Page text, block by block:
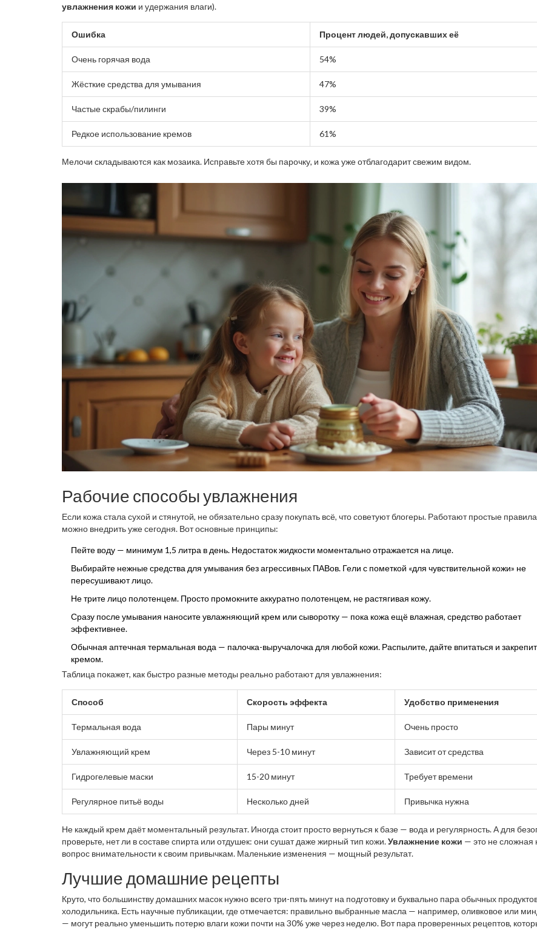
увлажнения кожи и удержания влаги).
Ошибка Процент людей, допускавших её
Очень горячая вода 54%
Жёсткие средства для умывания 47%
Частые скрабы/пилинги 39%
Редкое использование кремов 61%
Мелочи складываются как мозаика. Исправьте хотя бы парочку, и кожа уже отблагодарит свежим видом.
Рабочие способы увлажнения
Если кожа стала сухой и стянутой, не обязательно сразу покупать всё, что советуют блогеры. Работают простые
можно внедрить уже сегодня. Вот основные принципы:
Пейте воду — минимум 1,5 литра в день. Недостаток жидкости моментально отражается на лице.
Выбирайте нежные средства для умывания без агрессивных ПАВов. Гели с пометкой «для чувствительной кожи» не
пересушивают лицо.
Не трите лицо полотенцем. Просто промокните аккуратно полотенцем, не растягивая кожу.
Сразу после умывания наносите увлажняющий крем или сыворотку — пока кожа ещё влажная, средство работает
эффективнее.
Обычная аптечная термальная вода — палочка-выручалочка для любой кожи. Распылите, дайте впитаться и
кремом.
Таблица покажет, как быстро разные методы реально работают для увлажнения:
Способ Скорость эффекта Удобство применения
Термальная вода Пары минут Очень просто
Увлажняющий крем Через 5-10 минут Зависит от средства
Гидрогелевые маски 15-20 минут Требует времени
Регулярное питьё воды Несколько дней Привычка нужна
Не каждый крем даёт моментальный результат. Иногда стоит просто вернуться к базе — вода и регулярность. А для
проверьте, нет ли в составе спирта или отдушек: они сушат даже жирный тип кожи.Увлажнение кожи — это не сложная
вопрос внимательности к своим привычкам. Маленькие изменения — мощный результат.
Лучшие домашние рецепты
Круто, что большинству домашних масок нужно всего три-пять минут на подготовку и буквально пара обычных
холодильника. Есть научные публикации, где отмечается: правильно выбранные масла — например, оливковое или
— могут реально уменьшить потерю влаги кожи почти на 30% уже через неделю. Вот пара проверенных рецептов,